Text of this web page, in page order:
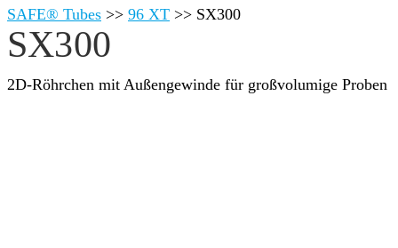
SAFE® Tubes >> 96 XT >> SX300
SX300
2D-Röhrchen mit Außengewinde für großvolumige Proben